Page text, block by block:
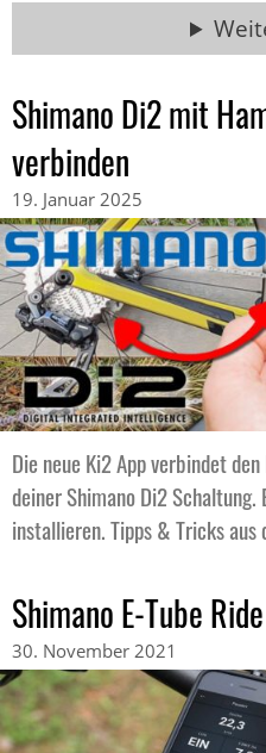
Shimano Di2 mit
verbinden
19. Januar 2025
Die neue Ki2 App verbindet
deiner Shimano Di2 Schaltung.
installieren. Tipps & Tricks aus
Shimano E-Tube
30. November 2021